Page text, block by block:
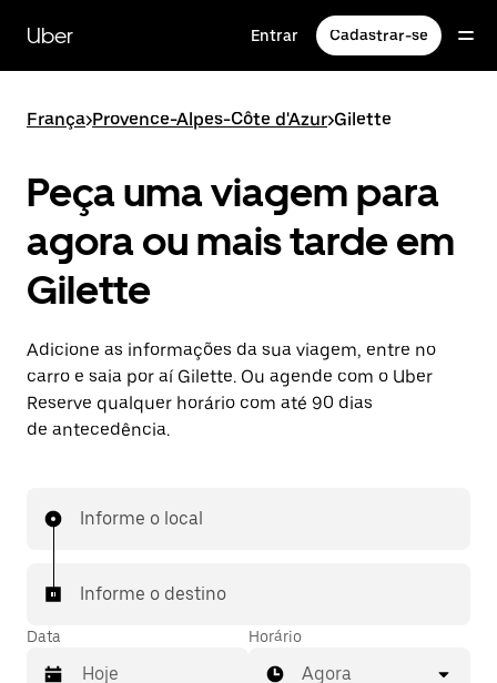
para
conteúdo
Uber Entrar Cadastrar-se
França>Provence-Alpes-Côte d'Azur>Gilette
Peça uma viagem para
agora ou mais tarde em
Gilette
Adicione as informações da sua viagem, entre no
carro e saia por aí Gilette. Ou agende com o Uber
Reserve qualquer horário com até 90 dias
de antecedência.
Informe o local
Informe o destino
Data Horário
Agora